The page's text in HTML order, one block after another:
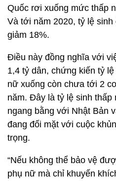
Quốc rơi xuống mức thấp
Và tới năm 2020, tỷ lệ
giảm 18%.
Điều này đồng nghĩa với
1,4 tỷ dân, chứng kiến tỷ
nữ xuống còn chưa tới 2
năm. Đây là tỷ lệ sinh thấp
ngang bằng với Nhật Bản
đang đối mặt với cuộc
trọng.
“Nếu không thể bảo vệ
phụ nữ mà chỉ khuyến